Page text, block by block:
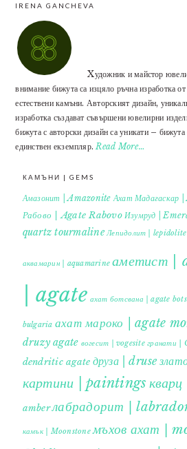
IRENA GANCHEVA
Xудожник и майстор
внимание бижута са изцяло ръчна изработка
естествени камъни. Авторският дизайн,
изработка създават съвършени ювелирни
бижута с авторски дизайн са уникати – бижута
единствен екземпляр. Read More…
КАМЪНИ | GEMS
Амазонит | Amazonite Ахат Мадагаскар
Рабово | Agate Rabovo Изумруд |
quartz tourmaline Лепидолит | lepidolite
аквамарин | aquamarine аметист |
| agate ахат ботсвана | agate
bulgaria ахат мароко | agate
druzy agate вогесит | vogesite гранати |
dendritic agate друза | druse
картини | paintings
amberлабрадорит |
камък | Moonstone мъхов ахат |